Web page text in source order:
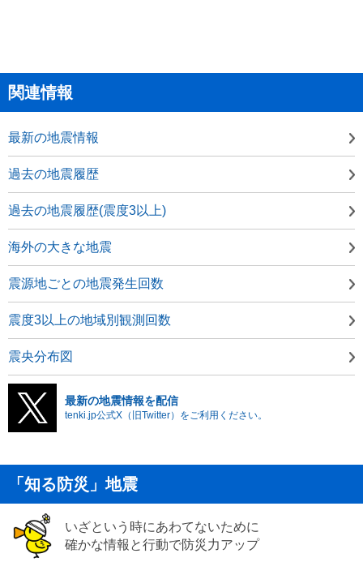
関連情報
最新の地震情報
過去の地震履歴
過去の地震履歴(震度3以上)
海外の大きな地震
震源地ごとの地震発生回数
震度3以上の地域別観測回数
震央分布図
最新の地震情報を配信
tenki.jp公式X（旧Twitter）をご利用ください。
「知る防災」地震
いざという時にあわてないために
確かな情報と行動で防災力アップ